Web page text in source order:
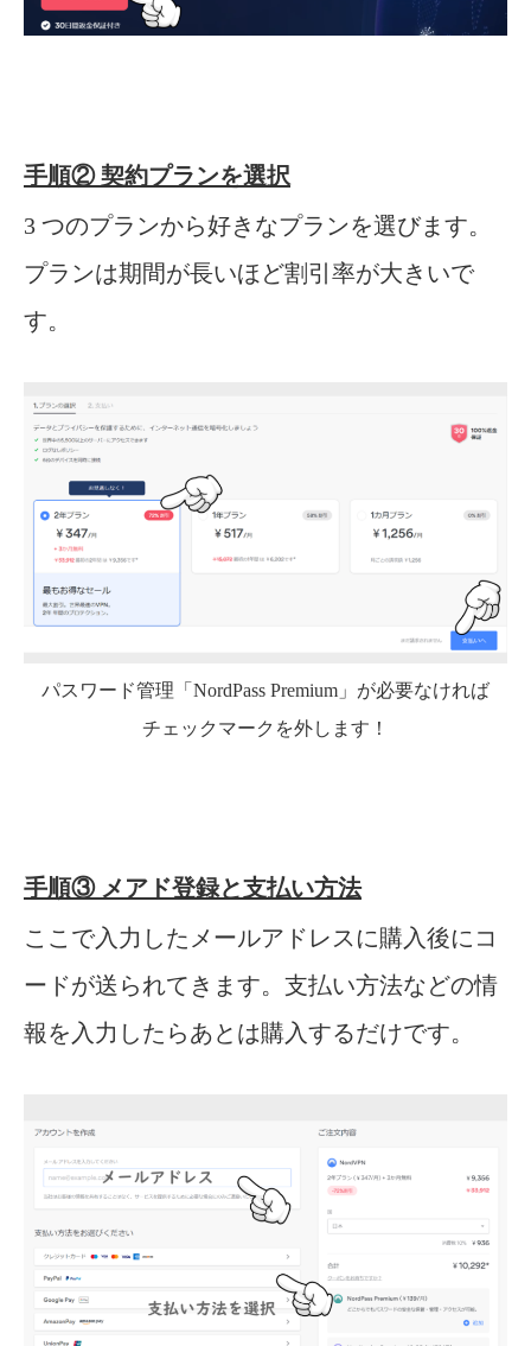
手順② 契約プランを選択
3 つのプランから好きなプランを選びます。
プランは期間が長いほど割引率が大きいで
す。
パスワード管理「NordPass Premium」が必要なければ
チェックマークを外します！
手順③ メアド登録と支払い方法
ここで入力したメールアドレスに購入後にコ
ードが送られてきます。支払い方法などの情
報を入力したらあとは購入するだけです。